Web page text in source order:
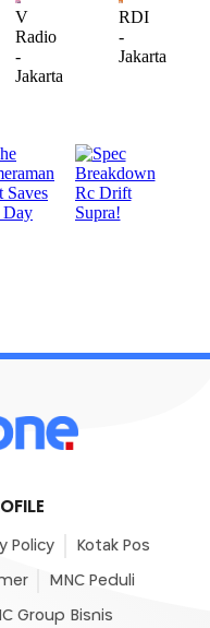
Policy Kotak Pos
MNC Peduli
Group Bisnis